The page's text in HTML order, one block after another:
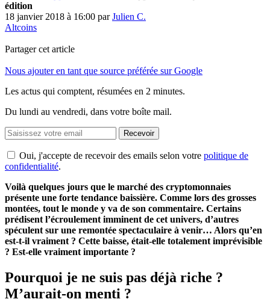
édition
18 janvier 2018 à 16:00 parJulien C.
Altcoins
Partager cet article
Nous ajouter en tant que source préférée sur Google
Les actus qui comptent, résumées en 2 minutes.
Du lundi au vendredi, dans votre boîte mail.
Recevoir
Oui, j'accepte de recevoir des emails selon votre politique de
confidentialité.
Voilà quelques jours que le marché des cryptomonnaies
présente une forte tendance baissière. Comme lors des grosses
montées, tout le monde y va de son commentaire. Certains
prédisent l’écroulement imminent de cet univers, d’autres
spéculent sur une remontée spectaculaire à venir… Alors qu’en
est-t-il vraiment ? Cette baisse, était-elle totalement imprévisible
? Est-elle vraiment importante ?
Pourquoi je ne suis pas déjà riche ?
M’aurait-on menti ?